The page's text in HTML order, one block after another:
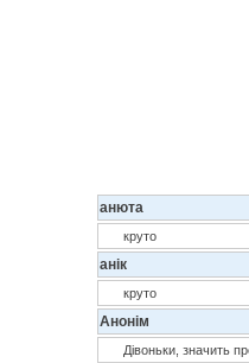
анюта
круто
анік
круто
Анонім
Дівоньки, значить